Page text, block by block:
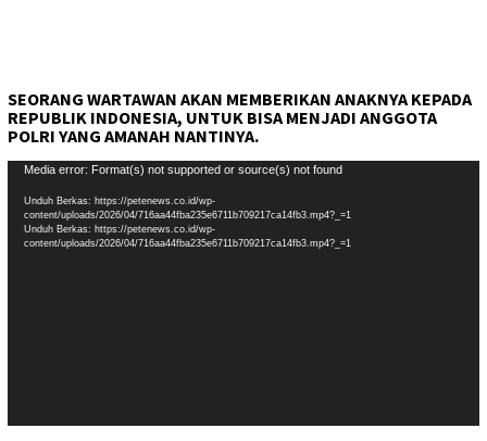
SEORANG WARTAWAN AKAN MEMBERIKAN ANAKNYA KEPADA
REPUBLIK INDONESIA, UNTUK BISA MENJADI ANGGOTA
POLRI YANG AMANAH NANTINYA.
Pemutar
Video
Media error: Format(s) not supported or source(s) not found
Unduh Berkas: https://petenews.co.id/wp-
content/uploads/2026/04/716aa44fba235e6711b709217ca14fb3.mp4?_=1
Unduh Berkas: https://petenews.co.id/wp-
content/uploads/2026/04/716aa44fba235e6711b709217ca14fb3.mp4?_=1